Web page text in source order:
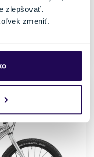
zlepšovať.
zmeniť.